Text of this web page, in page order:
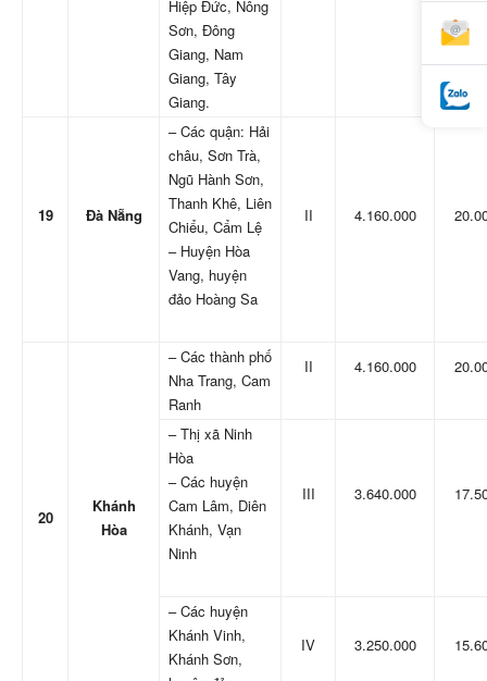
Hiệp Đức, Nông
Sơn, Đông
Giang, Nam
Giang, Tây
Giang.
19 Đà Nẵng
– Các quận: Hải
châu, Sơn Trà,
Ngũ Hành Sơn,
Thanh Khê, Liên
Chiểu, Cẩm Lệ
– Huyện Hòa
Vang, huyện
đảo Hoàng Sa
II 4.160.000
20
Khánh
Hòa
– Các thành phố
Nha Trang, Cam
Ranh
II 4.160.000
– Thị xã Ninh
Hòa
– Các huyện
Cam Lâm, Diên
Khánh, Vạn
Ninh
III 3.640.000
– Các huyện
Khánh Vinh,
Khánh Sơn,
IV 3.250.000